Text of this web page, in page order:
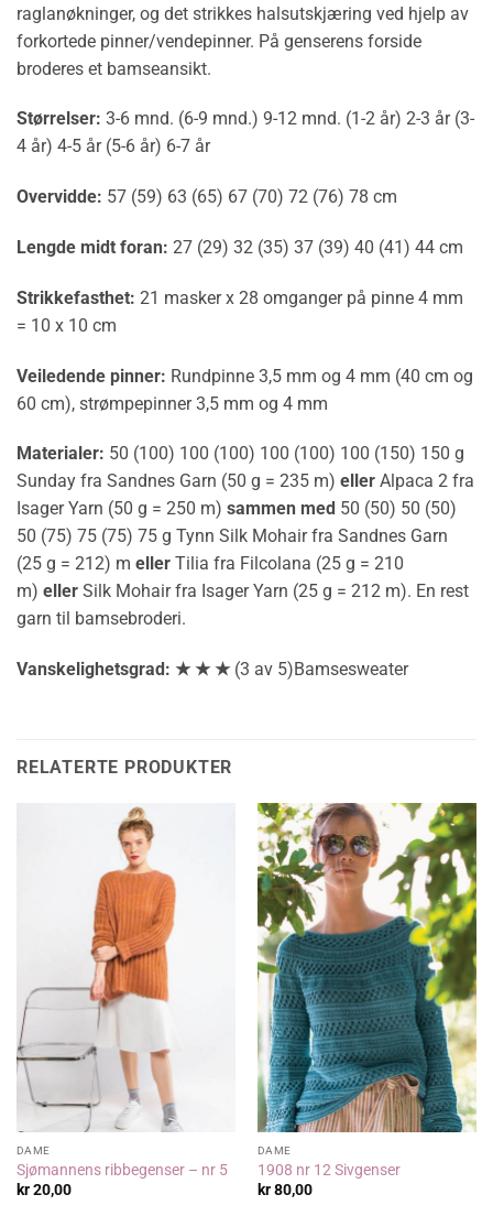
raglanøkninger, og det strikkes halsutskjæring ved hjelp av
forkortede pinner/vendepinner. På genserens forside
broderes et bamseansikt.
Størrelser: 3-6 mnd. (6-9 mnd.) 9-12 mnd. (1-2 år) 2-3 år (3-
4 år) 4-5 år (5-6 år) 6-7 år
Overvidde: 57 (59) 63 (65) 67 (70) 72 (76) 78 cm
Lengde midt foran: 27 (29) 32 (35) 37 (39) 40 (41) 44 cm
Strikkefasthet: 21 masker x 28 omganger på pinne 4 mm
= 10 x 10 cm
Veiledende pinner: Rundpinne 3,5 mm og 4 mm (40 cm og
60 cm), strømpepinner 3,5 mm og 4 mm
Materialer: 50 (100) 100 (100) 100 (100) 100 (150) 150 g
Sunday fra Sandnes Garn (50 g = 235 m) eller Alpaca 2 fra
Isager Yarn (50 g = 250 m) sammen med 50 (50) 50 (50)
50 (75) 75 (75) 75 g Tynn Silk Mohair fra Sandnes Garn
(25 g = 212) m eller Tilia fra Filcolana (25 g = 210
m) eller Silk Mohair fra Isager Yarn (25 g = 212 m). En rest
garn til bamsebroderi.
Vanskelighetsgrad: ★ ★ ★ (3 av 5)Bamsesweater
RELATERTE PRODUKTER
DAME
Sjømannens ribbegenser – nr 5
kr20,00
DAME
1908 nr 12 Sivgenser
kr80,00